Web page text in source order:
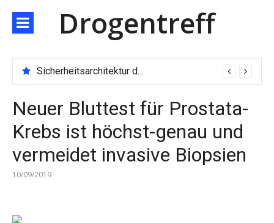
zum
Inhalt
Drogentreff
Sicherheitsarchitektur der nächsten Generation: JARXE kombiniert Multi-Wallet und MPC als Schutzschild für digitales Vertrauen
Neuer Bluttest für Prostata-
Krebs ist höchst-genau und
vermeidet invasive Biopsien
10/09/2019